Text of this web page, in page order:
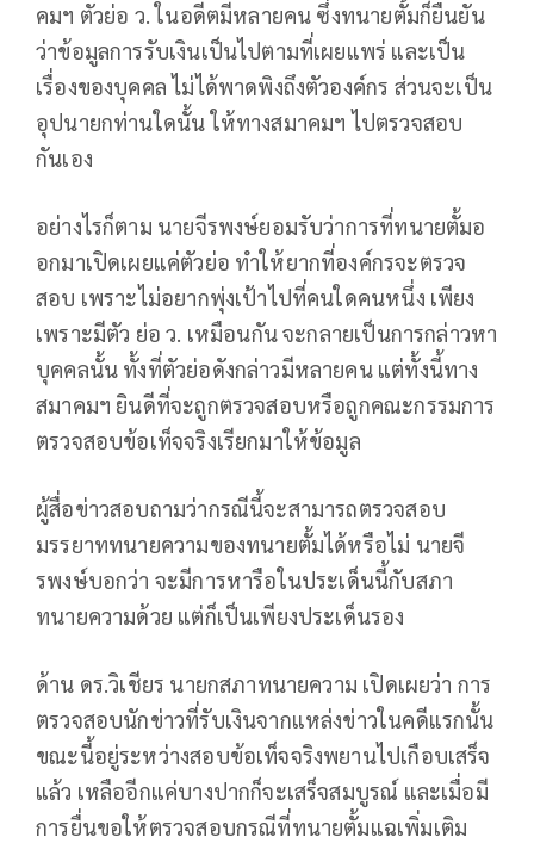
คมฯ ตัวย่อ ว. ในอดีตมีหลายคน ซึ่งทนายตั้มก็ยืนยัน
ว่าข้อมูลการรับเงินเป็นไปตามที่เผยแพร่ และเป็น
เรื่องของบุคคล ไม่ได้พาดพิงถึงตัวองค์กร ส่วนจะเป็น
อุปนายกท่านใดนั้น ให้ทางสมาคมฯ ไปตรวจสอบ
กันเอง
อย่างไรก็ตาม นายจีรพงษ์ยอมรับว่าการที่ทนายตั้มอ
อกมาเปิดเผยแค่ตัวย่อ ทำให้ยากที่องค์กรจะตรวจ
สอบ เพราะไม่อยากพุ่งเป้าไปที่คนใดคนหนึ่ง เพียง
เพราะมีตัว ย่อ ว. เหมือนกัน จะกลายเป็นการกล่าวหา
บุคคลนั้น ทั้งที่ตัวย่อดังกล่าวมีหลายคน แต่ทั้งนี้ทาง
สมาคมฯ ยินดีที่จะถูกตรวจสอบหรือถูกคณะกรรมการ
ตรวจสอบข้อเท็จจริงเรียกมาให้ข้อมูล
ผู้สื่อข่าวสอบถามว่ากรณีนี้จะสามารถตรวจสอบ
มรรยาททนายความของทนายตั้มได้หรือไม่ นายจี
รพงษ์บอกว่า จะมีการหารือในประเด็นนี้กับสภา
ทนายความด้วย แต่ก็เป็นเพียงประเด็นรอง
ด้าน ดร.วิเชียร นายกสภาทนายความ เปิดเผยว่า การ
ตรวจสอบนักข่าวที่รับเงินจากแหล่งข่าวในคดีแรกนั้น
ขณะนี้อยู่ระหว่างสอบข้อเท็จจริงพยานไปเกือบเสร็จ
แล้ว เหลืออีกแค่บางปากก็จะเสร็จสมบูรณ์ และเมื่อมี
การยื่นขอให้ตรวจสอบกรณีที่ทนายตั้มแฉเพิ่มเติม